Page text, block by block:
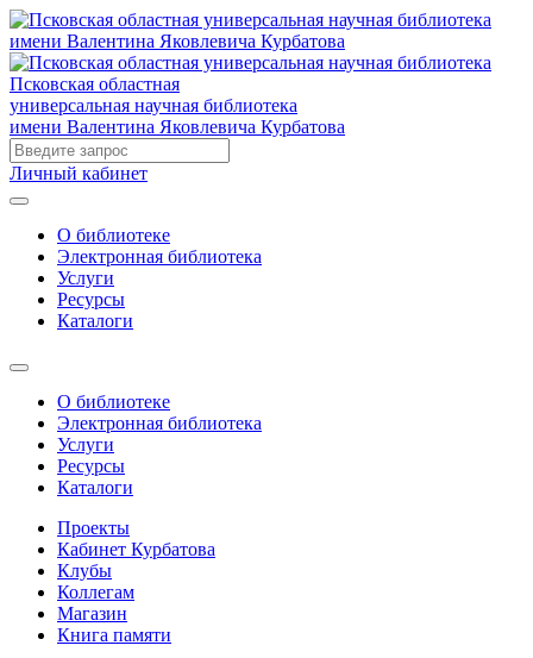
Псковская областная
универсальная научная библиотека
имени Валентина Яковлевича Курбатова
Личный кабинет
О библиотеке
Электронная библиотека
Услуги
Ресурсы
Каталоги
О библиотеке
Электронная библиотека
Услуги
Ресурсы
Каталоги
Проекты
Кабинет Курбатова
Клубы
Коллегам
Магазин
Книга памяти